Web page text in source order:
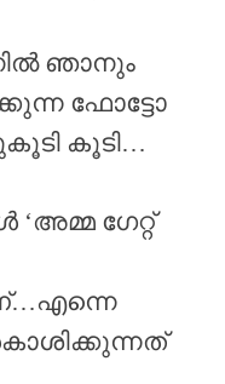
ഞാനും
ഫോട്ടോ
കൂടി…
‘അമ്മ ഗേറ്റ്